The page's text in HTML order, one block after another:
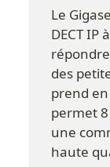
Le
DECT IP
des
prend
permet
une
haute